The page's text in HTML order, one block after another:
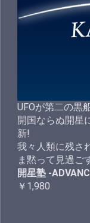
UFOが第二の黒
開国ならぬ開星
新!
我々人類に残さ
ま黙って見過ご
開星塾 -
￥1,980